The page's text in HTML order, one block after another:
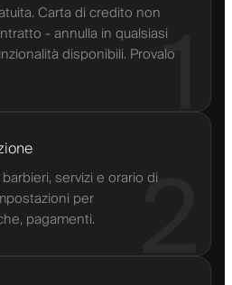
1
Carta di credito non
- annulla in qualsiasi
disponibili. Provalo
2
servizi e orario di
per
pagamenti.